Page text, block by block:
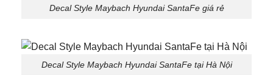
Decal Style Maybach Hyundai SantaFe giá rẻ
Decal Style Maybach Hyundai SantaFe tại Hà Nội